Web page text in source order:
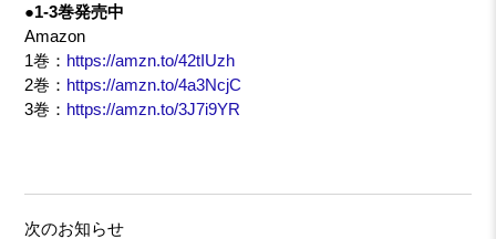
●1-3巻発売中
Amazon
1巻： https://amzn.to/42tIUzh
2巻： https://amzn.to/4a3NcjC
3巻： https://amzn.to/3J7i9YR
次のお知らせ